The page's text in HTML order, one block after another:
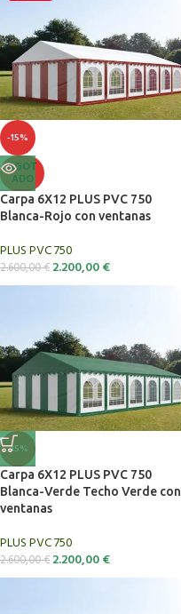
-15%
AGOT
ADO
Carpa 6X12 PLUS PVC 750
Blanca-Rojo con ventanas
PLUS PVC 750
2.600,00€ 2.200,00€
-15%
Carpa 6X12 PLUS PVC 750
Blanca-Verde Techo Verde con
ventanas
PLUS PVC 750
2.600,00€ 2.200,00€